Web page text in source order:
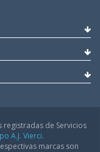
de Servicios
A.J. Vierci.
marcas son